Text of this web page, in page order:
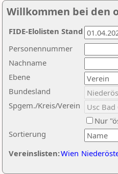
Willkommen bei den
Nachname
Ebene
Sortierung
Personennummer
Bundesland
Spgem./Kreis/Verein
Nur
Vereinslisten:Wien
FIDE-Elolisten Stand